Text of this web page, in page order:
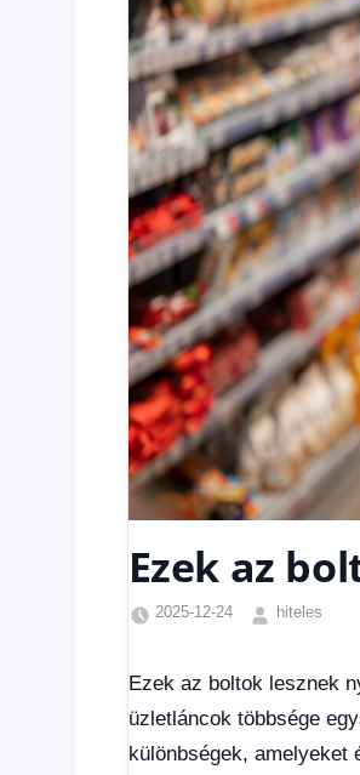
Ezek az
2025-12-24
hiteles
Ezek az boltok lesznek
üzletláncok többsége
különbségek, amelyeket